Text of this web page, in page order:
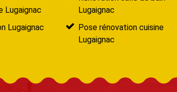
Lugaignac
Lugaignac
Lugaignac
Pose rénovation cuisine
Lugaignac